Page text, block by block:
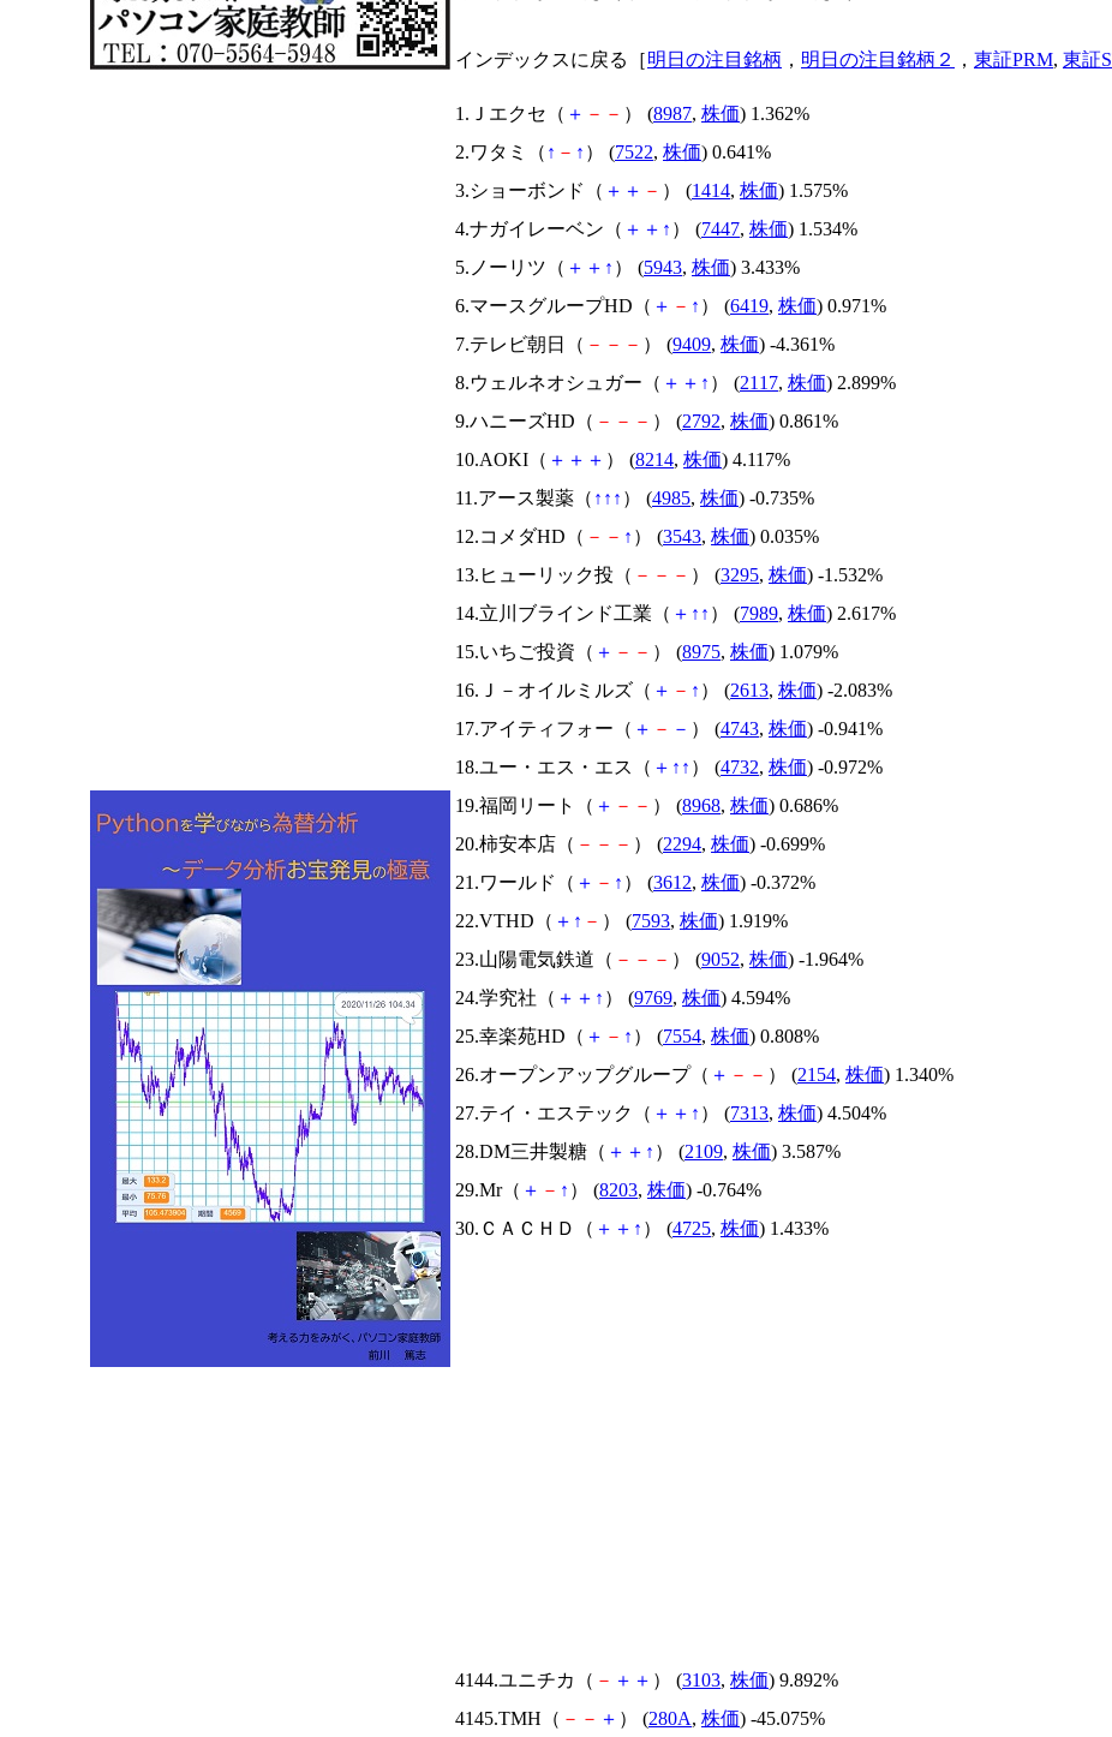
インデックスに戻る［明日の注目銘柄 ， 明日の注目銘柄２ ， 東証PRM, 東証
1.Ｊエクセ（ ＋ － － ） (8987, 株価) 1.362%
2.ワタミ（ ↑ － ↑ ） (7522, 株価) 0.641%
3.ショーボンド（ ＋ ＋ － ） (1414, 株価) 1.575%
4.ナガイレーベン（ ＋ ＋ ↑ ） (7447, 株価) 1.534%
5.ノーリツ（ ＋ ＋ ↑ ） (5943, 株価) 3.433%
6.マースグループHD（ ＋ － ↑ ） (6419, 株価) 0.971%
7.テレビ朝日（ － － － ） (9409, 株価) -4.361%
8.ウェルネオシュガー（ ＋ ＋ ↑ ） (2117, 株価) 2.899%
9.ハニーズHD（ － － － ） (2792, 株価) 0.861%
10.AOKI（ ＋ ＋ ＋ ） (8214, 株価) 4.117%
11.アース製薬（ ↑ ↑ ↑ ） (4985, 株価) -0.735%
12.コメダHD（ － － ↑ ） (3543, 株価) 0.035%
13.ヒューリック投（ － － － ） (3295, 株価) -1.532%
14.立川ブラインド工業（ ＋ ↑ ↑ ） (7989, 株価) 2.617%
15.いちご投資（ ＋ － － ） (8975, 株価) 1.079%
16.Ｊ－オイルミルズ（ ＋ － ↑ ） (2613, 株価) -2.083%
17.アイティフォー（ ＋ － － ） (4743, 株価) -0.941%
18.ユー・エス・エス（ ＋ ↑ ↑ ） (4732, 株価) -0.972%
19.福岡リート（ ＋ － － ） (8968, 株価) 0.686%
20.柿安本店（ － － － ） (2294, 株価) -0.699%
21.ワールド（ ＋ － ↑ ） (3612, 株価) -0.372%
22.VTHD（ ＋ ↑ － ） (7593, 株価) 1.919%
23.山陽電気鉄道（ － － － ） (9052, 株価) -1.964%
24.学究社（ ＋ ＋ ↑ ） (9769, 株価) 4.594%
25.幸楽苑HD（ ＋ － ↑ ） (7554, 株価) 0.808%
26.オープンアップグループ（ ＋ － － ） (2154, 株価) 1.340%
27.テイ・エステック（ ＋ ＋ ↑ ） (7313, 株価) 4.504%
28.DM三井製糖（ ＋ ＋ ↑ ） (2109, 株価) 3.587%
29.Mr（ ＋ － ↑ ） (8203, 株価) -0.764%
30.ＣＡＣＨＤ（ ＋ ＋ ↑ ） (4725, 株価) 1.433%
4144.ユニチカ（ － ＋ ＋ ） (3103, 株価) 9.892%
4145.TMH（ － － ＋ ） (280A, 株価) -45.075%